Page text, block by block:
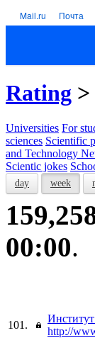
Mail.ru Почта
Rating >
Universities For
sciences Scientific
and Technology
Scientic jokes
day week
00:00.
101.
http://